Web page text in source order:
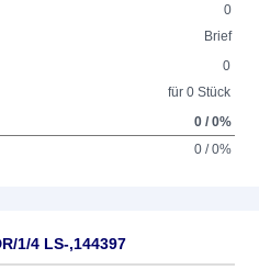
0
Brief
0
für 0 Stück
0 / 0%
0 / 0%
1/4 LS-,144397